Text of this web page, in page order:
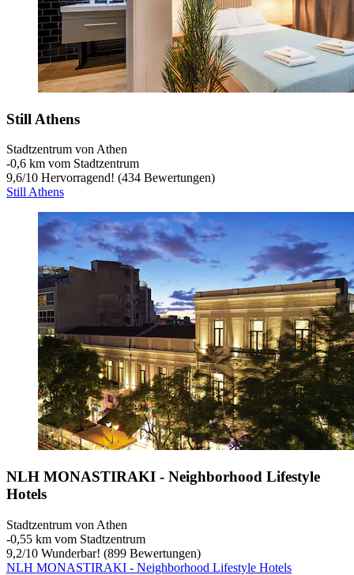
Still Athens
Stadtzentrum von Athen
‐0,6 km vom Stadtzentrum
9,6/10 Hervorragend! (434 Bewertungen)
Still Athens
NLH MONASTIRAKI - Neighborhood Lifestyle
Hotels
Stadtzentrum von Athen
‐0,55 km vom Stadtzentrum
9,2/10 Wunderbar! (899 Bewertungen)
NLH MONASTIRAKI - Neighborhood Lifestyle Hotels